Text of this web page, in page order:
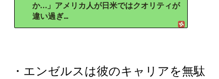
か…」アメリカ人が日米ではクオリティが
違い過ぎ...
・エンゼルスは彼のキャリアを無駄